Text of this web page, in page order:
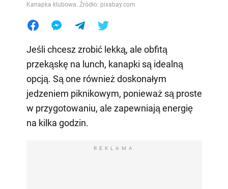
Kanapka klubowa. Źródło: pixabay.com
Jeśli chcesz zrobić lekką, ale obfitą
przekąskę na lunch, kanapki są idealną
opcją. Są one również doskonałym
jedzeniem piknikowym, ponieważ są proste
w przygotowaniu, ale zapewniają energię
na kilka godzin.
REKLAMA